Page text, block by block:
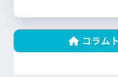
コラム